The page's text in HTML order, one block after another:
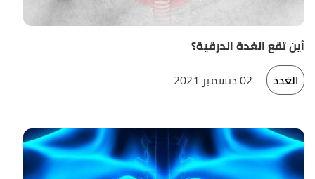
أين تقع الغدة الدرقية؟
الغدد
02 ديسمبر 2021